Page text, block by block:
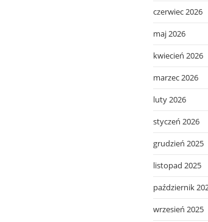
czerwiec 2026
maj 2026
kwiecień 2026
marzec 2026
luty 2026
styczeń 2026
grudzień 2025
listopad 2025
październik
wrzesień 2025